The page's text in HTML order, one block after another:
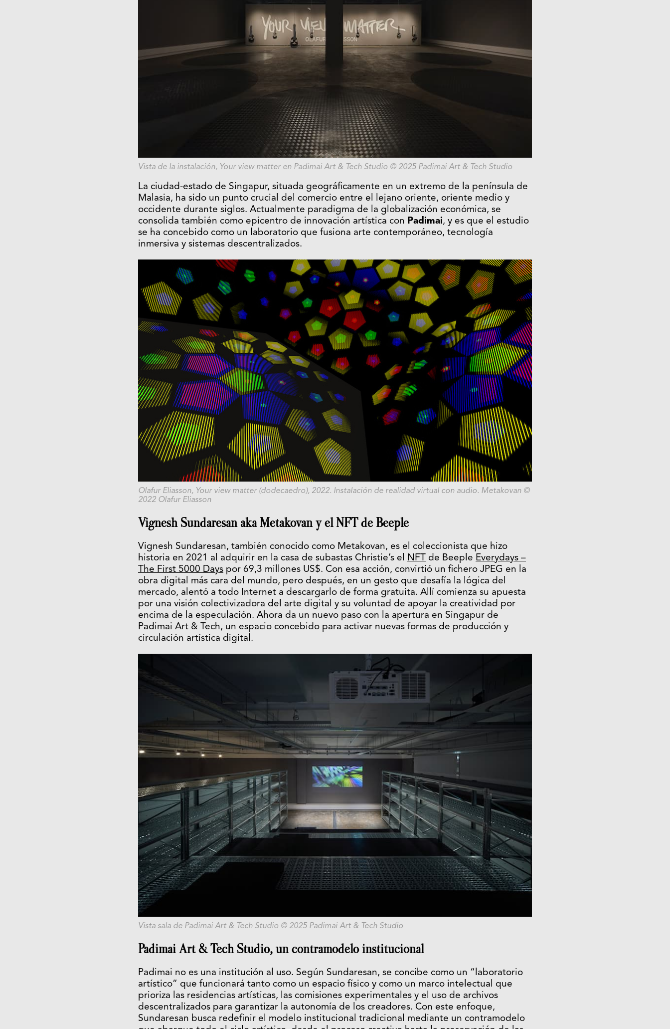
Vista de la instalación, Your view matter en Padimai Art & Tech Studio © 2025 Padimai Art & Tech Studio
La ciudad-estado de Singapur, situada geográficamente en un extremo de la península de
Malasia, ha sido un punto crucial del comercio entre el lejano oriente, oriente medio y
occidente durante siglos. Actualmente paradigma de la globalización económica, se
consolida también como epicentro de innovación artística con Padimai, y es que el estudio
se ha concebido como un laboratorio que fusiona arte contemporáneo, tecnología
inmersiva y sistemas descentralizados.
Olafur Eliasson, Your view matter (dodecaedro), 2022. Instalación de realidad virtual con audio. Metakovan ©
2022 Olafur Eliasson
Vignesh Sundaresan aka Metakovan y el NFT de Beeple
Vignesh Sundaresan, también conocido como Metakovan, es el coleccionista que hizo
historia en 2021 al adquirir en la casa de subastas Christie’s el
NFT de Beeple Everydays –
The First 5000 Days por 69,3 millones US$. Con esa acción, convirtió un fichero JPEG en la
obra digital más cara del mundo, pero después, en un gesto que desafía la lógica del
mercado, alentó a todo Internet a descargarlo de forma gratuita. Allí comienza su apuesta
por una visión colectivizadora del arte digital y su voluntad de apoyar la creatividad por
encima de la especulación. Ahora da un nuevo paso con la apertura en Singapur de
Padimai Art & Tech, un espacio concebido para activar nuevas formas de producción y
circulación artística digital.
Vista sala de Padimai Art & Tech Studio © 2025 Padimai Art & Tech Studio
Padimai Art & Tech Studio, un contramodelo institucional
Padimai no es una institución al uso. Según Sundaresan, se concibe como un “laboratorio
artístico” que funcionará tanto como un espacio físico y como un marco intelectual que
prioriza las residencias artísticas, las comisiones experimentales y el uso de archivos
descentralizados para garantizar la autonomía de los creadores. Con este enfoque,
Sundaresan busca redefinir el modelo institucional tradicional mediante un contramodelo